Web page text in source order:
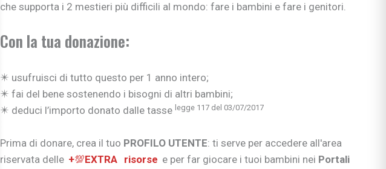
che supporta i 2 mestieri più difficili al mondo: fare i bambini e fare i genitori.
Con la tua donazione:
✴️ usufruisci di tutto questo per 1 anno intero;
✴️ fai del bene sostenendo i bisogni di altri bambini;
✴️ deduci l’importo donato dalle tasse legge 117 del 03/07/2017
Prima di donare, crea il tuo PROFILO UTENTE: ti serve per accedere all'area
riservata delle +💯EXTRA risorse e per far giocare i tuoi bambini nei Portali